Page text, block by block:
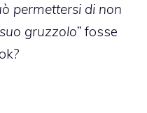
permettersi di non
gruzzolo” fosse